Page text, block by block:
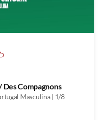
Des Compagnons
Masculina | 1/8